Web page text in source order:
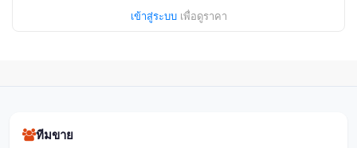
เข้าสู่ระบบเพื่อดูราคา
ทีมขาย